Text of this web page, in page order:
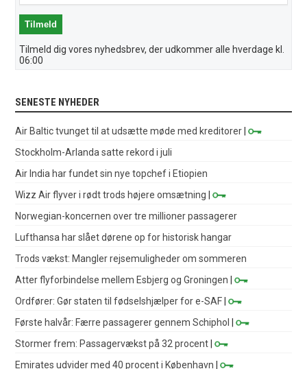
Tilmeld dig vores nyhedsbrev, der udkommer alle hverdage kl.
06:00
SENESTE NYHEDER
Air Baltic tvunget til at udsætte møde med kreditorer |
Stockholm-Arlanda satte rekord i juli
Air India har fundet sin nye topchef i Etiopien
Wizz Air flyver i rødt trods højere omsætning |
Norwegian-koncernen over tre millioner passagerer
Lufthansa har slået dørene op for historisk hangar
Trods vækst: Mangler rejsemuligheder om sommeren
Atter flyforbindelse mellem Esbjerg og Groningen |
Ordfører: Gør staten til fødselshjælper for e-SAF |
Første halvår: Færre passagerer gennem Schiphol
|
Stormer frem: Passagervækst på 32 procent |
Emirates udvider med 40 procent i København |